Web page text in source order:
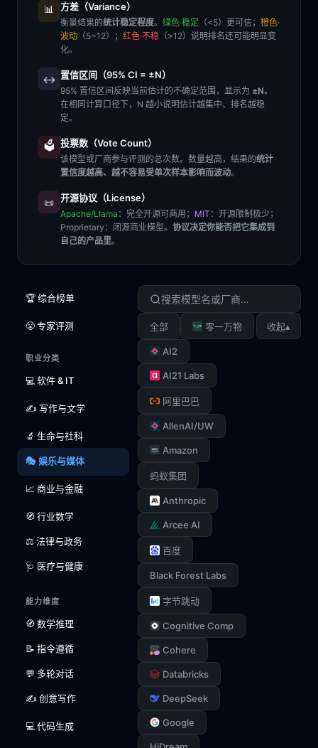
📊 方差（Variance）
衡量结果的统计稳定程度。 绿色·稳定 （<5）更可信； 橙色·
波动 （5~12）； 红色·不稳 （>12）说明排名还可能明显变
化。
↔️ 置信区间（95% CI = ±N）
95% 置信区间反映当前估计的不确定范围，显示为 ±N。
在相同计算口径下，N 越小说明估计越集中、排名越稳
定。
🗳️ 投票数（Vote Count）
该模型或厂商参与评测的总次数。数量越高，结果的统计
置信度越高、越不容易受单次样本影响而波动。
📜 开源协议（License）
Apache/Llama ：完全开源可商用； MIT ：开源限制极少；
Proprietary ：闭源商业模型。 协议决定你能否把它集成到
自己的产品里。
🏆 综合榜单
😤 专家评测
职业分类
💻 软件 & IT
✍️ 写作与文学
🔬 生命与社科
🎭 娱乐与媒体
📈 商业与金融
🧭 行业数学
⚖️ 法律与政务
🩺 医疗与健康
能力维度
🧭 数学推理
📝 指令遵循
💬 多轮对话
✍️ 创意写作
💻 代码生成
全部 零一万物
AI2
AI21 Labs
阿里巴巴
AllenAI/UW
Amazon
蚂蚁集团
Anthropic
Arcee AI
百度
Black Forest Labs
字节跳动
Cognitive Comp
Cohere
Databricks
DeepSeek
Google
收起▴